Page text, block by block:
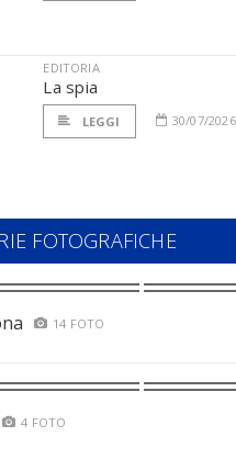
EDITORIA
La spia
LEGGI 30/07/2026
FOTOGRAFICHE
14 FOTO
4 FOTO